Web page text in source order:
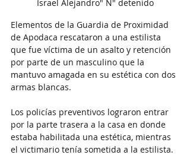
Israel Alejandro" N" detenido
Elementos de la Guardia de Proximidad
de Apodaca rescataron a una estilista
que fue víctima de un asalto y retención
por parte de un masculino que la
mantuvo amagada en su estética con dos
armas blancas.
Los policías preventivos lograron entrar
por la parte trasera a la casa en donde
estaba habilitada una estética, mientras
el victimario tenía sometida a la estilista.